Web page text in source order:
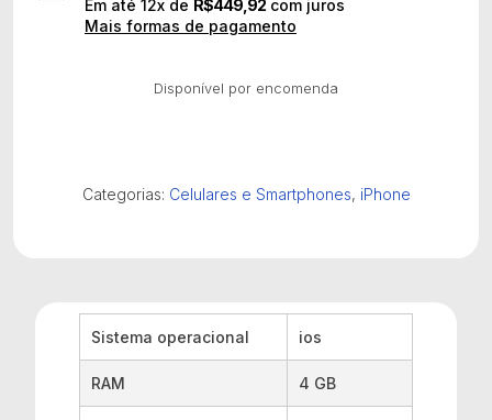
Em até 12x de R$449,92 com juros
Mais formas de pagamento
Disponível por encomenda
Categorias: Celulares e Smartphones, iPhone
Sistema operacional ‎ios
RAM ‎4 GB